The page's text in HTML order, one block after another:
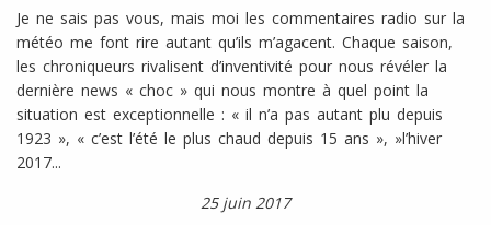
Je ne sais pas vous, mais moi les commentaires radio sur la
météo me font rire autant qu’ils m’agacent. Chaque saison,
les chroniqueurs rivalisent d’inventivité pour nous révéler la
dernière news « choc » qui nous montre à quel point la
situation est exceptionnelle : « il n’a pas autant plu depuis
1923 », « c’est l’été le plus chaud depuis 15 ans », »l’hiver
2017...
25 juin 2017